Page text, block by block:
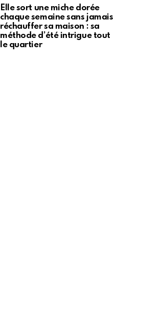
Elle sort une miche dorée
chaque semaine sans jamais
réchauffer sa maison : sa
méthode d’été intrigue tout
le quartier